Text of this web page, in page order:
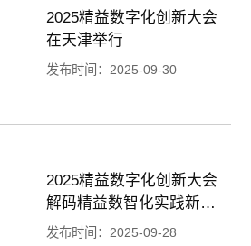
2025精益数字化创新大会
在天津举行
发布时间：2025-09-30
2025精益数字化创新大会
解码精益数智化实践新方
向
发布时间：2025-09-28